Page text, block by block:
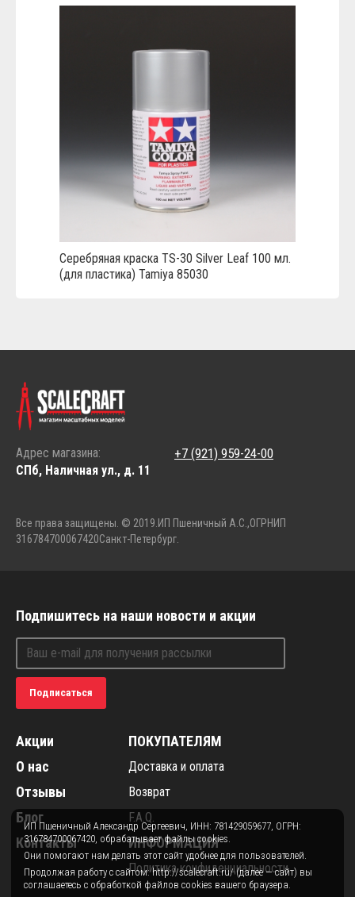
Серебряная краска TS-30 Silver Leaf 100 мл.
(для пластика) Tamiya 85030
Адрес магазина:
СПб, Наличная ул., д. 11
+7 (921) 959-24-00
Все права защищены. © 2019. ИП Пшеничный А.С.,ОГРНИП
316784700067420Санкт-Петербург.
Подпишитесь на наши новости и акции
Подписаться
Акции
О нас
Отзывы
Блог
Контакты
ПОКУПАТЕЛЯМ
Доставка и оплата
Возврат
F.A.Q.
ИНФОРМАЦИЯ
Политика конфиденциальности
ИП Пшеничный Александр Сергеевич, ИНН: 781429059677, ОГРН:
316784700067420, обрабатывает файлы cookies.
Они помогают нам делать этот сайт удобнее для пользователей.
Продолжая работу с сайтом: http://scalecraft.ru/ (далее — сайт) вы
соглашаетесь с обработкой файлов cookies вашего браузера.